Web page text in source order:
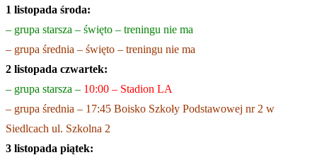
1 listopada środa:
– grupa starsza – święto – treningu nie ma
– grupa średnia – święto – treningu nie ma
2 listopada czwartek:
– grupa starsza – 10:00 – Stadion LA
– grupa średnia – 17:45 Boisko Szkoły Podstawowej nr 2 w
Siedlcach ul. Szkolna 2
3 listopada piątek: